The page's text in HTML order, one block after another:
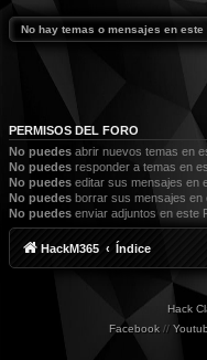
No hay temas o mensajes en este
PERMISOS DEL FORO
No puedes abrir nuevos temas en
No puedes responder a temas en
No puedes editar sus mensajes en
No puedes borrar sus mensajes en
No puedes enviar adjuntos en este
HackM365 Índice
Hack
Facebook //